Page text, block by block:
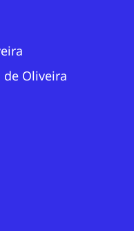
de Oliveira